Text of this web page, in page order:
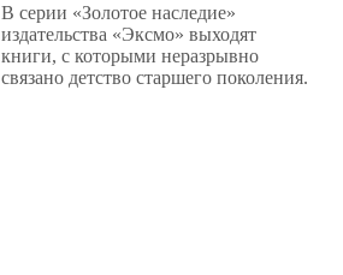
В серии «Золотое наследие»
издательства «Эксмо» выходят
книги, с которыми неразрывно
связано детство старшего поколения.